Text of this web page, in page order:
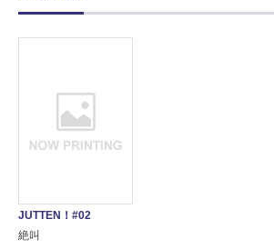
JUTTEN！#02
絶叫